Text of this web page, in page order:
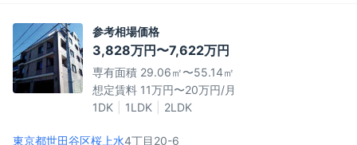
参考相場価格
3,828万円〜7,622万円
専有面積 29.06㎡〜55.14㎡
想定賃料 11万円〜20万円/月
1DK
1LDK 2LDK
東京都世田谷区桜上水4丁目20-6